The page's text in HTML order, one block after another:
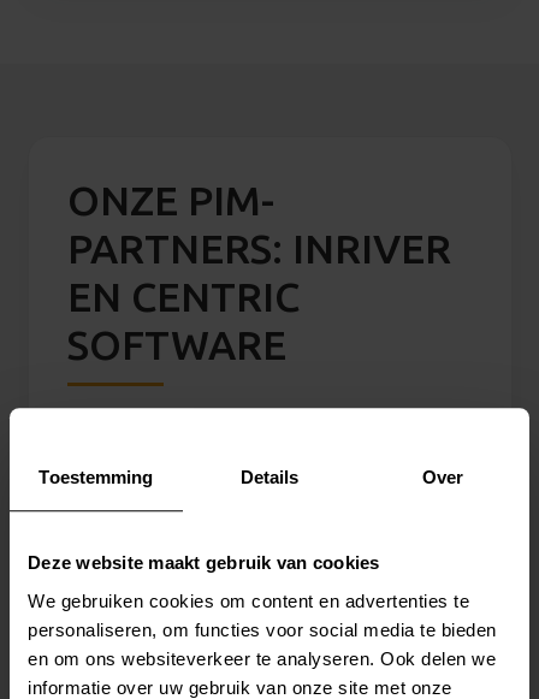
Toestemming Details Over
Deze website maakt gebruik van cookies
We gebruiken cookies om content en advertenties te
personaliseren, om functies voor social media te bieden
en om ons websiteverkeer te analyseren. Ook delen we
informatie over uw gebruik van onze site met onze
ONZE PIM-
PARTNERS: INRIVER
EN CENTRIC
SOFTWARE
Metinriver PIM
creëer je rijke
productverhalen en beheer je eenvoudig
kanalen. Dit platform helpt je bij het
versnellen van je go-to-market strategie
door efficiënte workflows en
samenwerkingstools​.